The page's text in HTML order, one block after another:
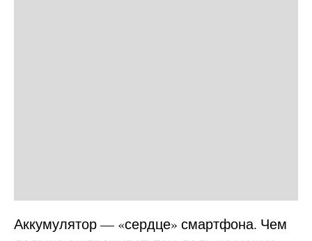
Аккумулятор — «сердце» смартфона. Чем